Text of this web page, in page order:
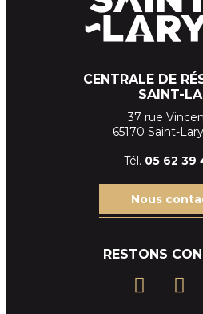
CENTRALE DE
SAINT-
37 rue
65170 Saint-
Tél. 05 62 39
Nous
RESTONS